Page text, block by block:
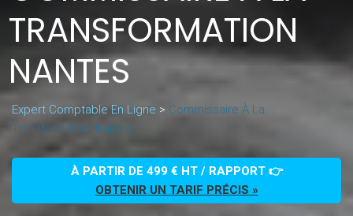
TRANSFORMATION
NANTES
Expert Comptable En Ligne > Commissaire À La
Transformation Nantes
À PARTIR DE 499 € HT / RAPPORT 👉
OBTENIR UN TARIF PRÉCIS »